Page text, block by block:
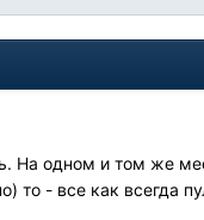
На одном и том же
то - все как всегда